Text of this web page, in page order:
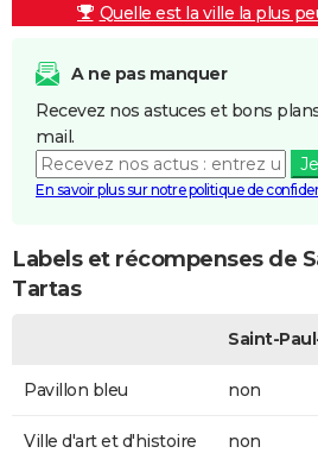
Quelle est la ville la plus
A ne pas manquer
Recevez nos astuces et bons
mail.
En savoir plus sur notre politique de
Labels et récompenses de
Tartas
Saint-
Pavillon bleu non
Ville d'art et d'histoire non